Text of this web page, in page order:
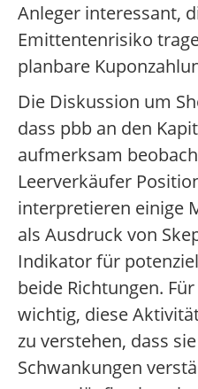
Anleger interessant,
Emittentenrisiko
planbare
Die Diskussion um
dass pbb an den
aufmerksam
Leerverkäufer
interpretieren einige
als Ausdruck von
Indikator für
beide Richtungen.
wichtig, diese
zu verstehen, dass
Schwankungen